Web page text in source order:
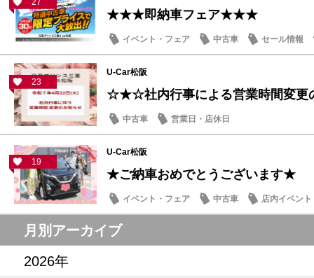
27
★★★即納車フェア★★★
イベント・フェア 中古車 セール情報
23
U-Car松阪
☆★☆社内行事による営業時間変
中古車 営業日・店休日
19
U-Car松阪
★ご納車おめでとうございます★
イベント・フェア 中古車 店内イベント
月別アーカイブ
2026年